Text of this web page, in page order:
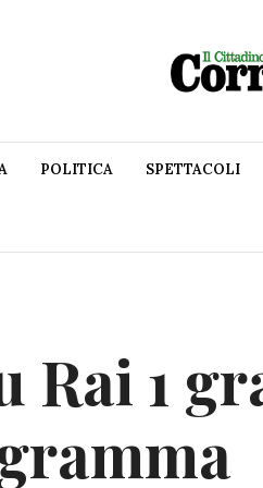
POLITICA SPETTACOLI
Rai 1